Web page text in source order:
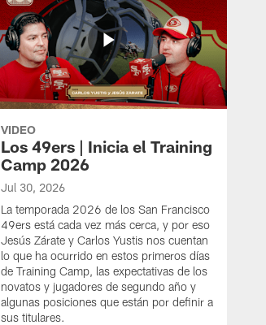
VIDEO
Los 49ers | Inicia el Training
Camp 2026
Jul 30, 2026
La temporada 2026 de los San Francisco
49ers está cada vez más cerca, y por eso
Jesús Zárate y Carlos Yustis nos cuentan
lo que ha ocurrido en estos primeros días
de Training Camp, las expectativas de los
novatos y jugadores de segundo año y
algunas posiciones que están por definir a
sus titulares.